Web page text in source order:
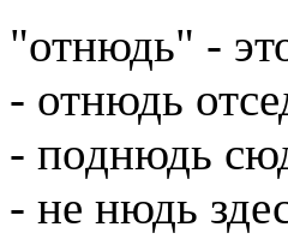
"отнюдь" -
- отнюдь
- поднюдь
- не нюдь